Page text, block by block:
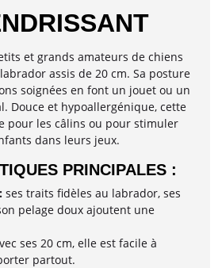
et grands amateurs de chiens
assis de 20 cm. Sa posture
soignées en font un jouet ou un
Douce et hypoallergénique, cette
pour les câlins ou pour stimuler
dans leurs jeux.
PRINCIPALES :
ses traits fidèles au labrador, ses
pelage doux ajoutent une
ses 20 cm, elle est facile à
partout.